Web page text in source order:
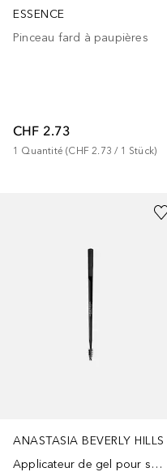
ESSENCE
Pinceau fard à paupières
CHF 2.73
1 Quantité (CHF 2.73 / 1 Stück)
ANASTASIA BEVERLY HILLS
Applicateur de gel pour sourcils